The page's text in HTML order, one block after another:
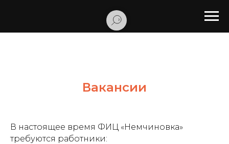
Вакансии
В настоящее время ФИЦ «Немчиновка»
требуются работники: